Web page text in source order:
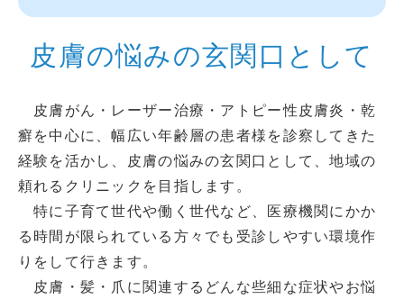
皮膚の悩みの玄関口として
皮膚がん・レーザー治療・アトピー性皮膚炎・乾
癬を中心に、幅広い年齢層の患者様を診察してきた
経験を活かし、皮膚の悩みの玄関口として、地域の
頼れるクリニックを目指します。
特に子育て世代や働く世代など、医療機関にかか
る時間が限られている方々でも受診しやすい環境作
りをして行きます。
皮膚・髪・爪に関連するどんな些細な症状やお悩